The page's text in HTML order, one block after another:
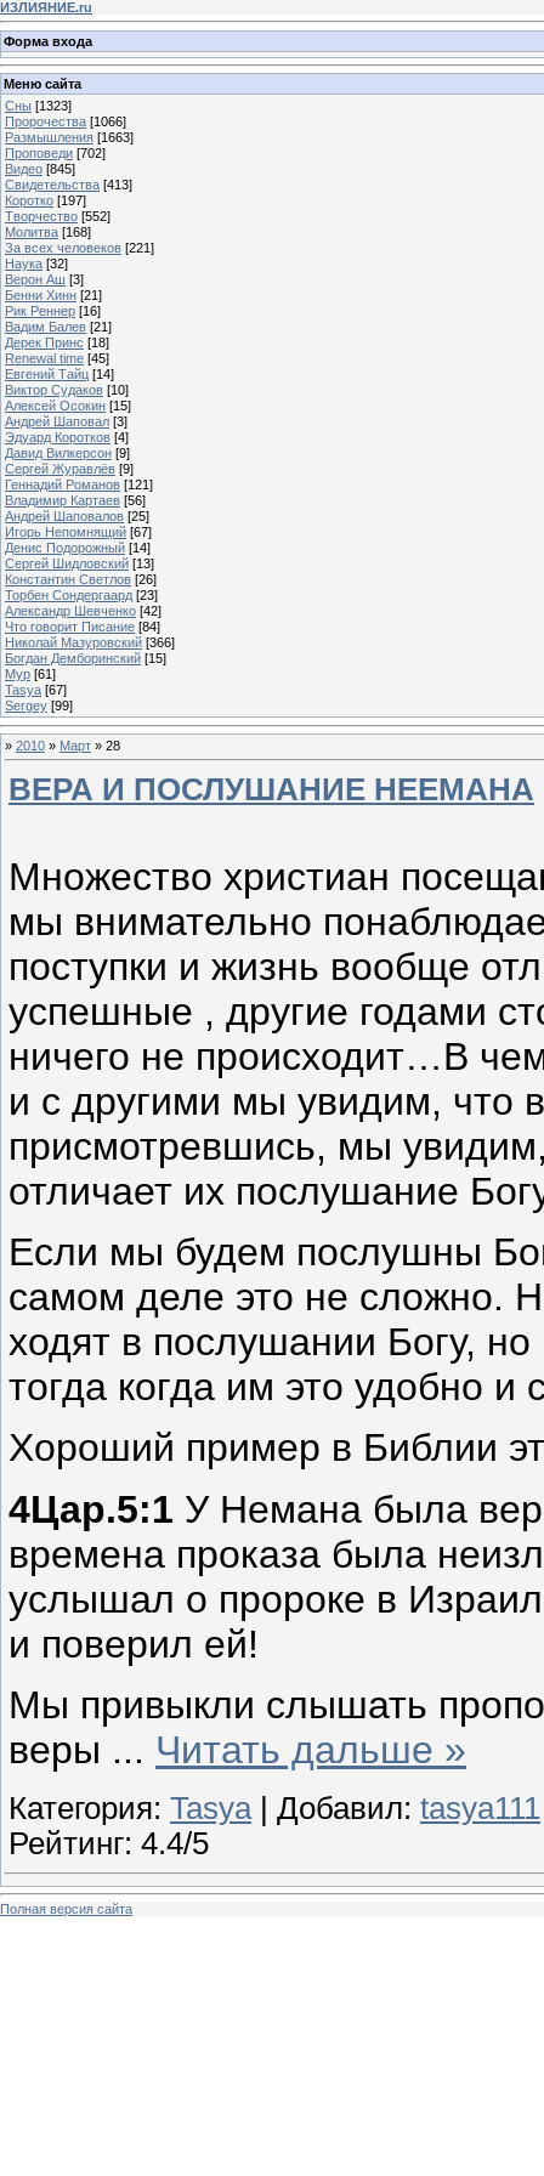
ИЗЛИЯНИЕ.ru
Форма входа
Меню сайта
Сны [1323]
Пророчества [1066]
Размышления [1663]
Проповеди [702]
Видео [845]
Свидетельства [413]
Коротко [197]
Творчество [552]
Молитва [168]
За всех человеков [221]
Наука [32]
Верон Аш [3]
Бенни Хинн [21]
Рик Реннер [16]
Вадим Балев [21]
Дерек Принс [18]
Renewal time [45]
Евгений Тайц [14]
Виктор Судаков [10]
Алексей Осокин [15]
Андрей Шаповал [3]
Эдуард Коротков [4]
Давид Вилкерсон [9]
Сергей Журавлёв [9]
Геннадий Романов [121]
Владимир Картаев [56]
Андрей Шаповалов [25]
Игорь Непомнящий [67]
Денис Подорожный [14]
Сергей Шидловский [13]
Константин Светлов [26]
Торбен Сондергаард [23]
Александр Шевченко [42]
Что говорит Писание [84]
Николай Мазуровский [366]
Богдан Демборинский [15]
Мур [61]
Tasya [67]
Sergey [99]
» 2010 » Март » 28
ВЕРА И ПОСЛУШАНИЕ НЕЕМАНА
Множество христиан
мы внимательно
поступки и жизнь вообще
успешные , другие годами
ничего не происходит…В
и с другими мы увидим, что
присмотревшись, мы
отличает их послушание
Если мы будем послушны
самом деле это не сложно.
ходят в послушании Богу,
тогда когда им это удобно и
Хороший пример в Библии
4Цар.5:1 У Немана была
времена проказа была
услышал о пророке в
и поверил ей!
Мы привыкли слышать
веры ... Читать дальше »
Категория: Tasya| Добавил: tasya111
Рейтинг: 4.4/5
Полная версия сайта